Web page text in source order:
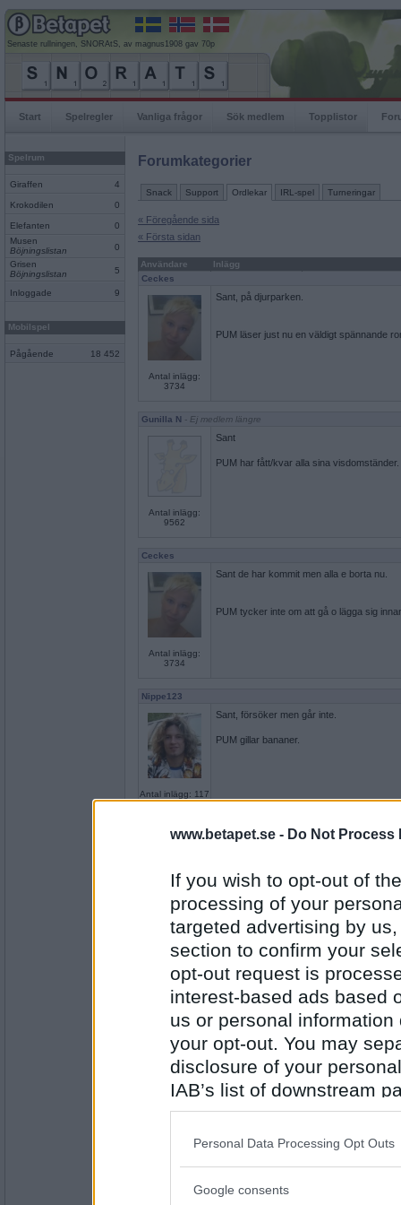
www.betapet.se - Do Not Process
If you wish to opt-out of
processing of your
targeted advertising by
section to confirm your
opt-out request is
interest-based ads based
us or personal
your opt-out. You may
disclosure of your
IAB’s list of downstream
also be disclosed by us
Downstream Participants
Please note that this
Personal Data Processing Opt Outs
Google consents
Senaste rullningen, SNORAtS, av magnus1908 gav 70p
Start Spelregler Vanliga frågor Sök medlem Topplistor
Spelrum
Giraffen 4
Krokodilen 0
Elefanten
0
Musen
Böjningslistan
0
Grisen
Böjningslistan
5
Inloggade 9
Mobilspel
Pågående 18 452
Forumkategorier
Snack Support Ordlekar IRL-spel Turneringar
« Föregående sida
« Första sidan
Användare
Inlägg
Ceckes
Antal inlägg:
3734
Sant, på djurparken.
PUM läser just nu en väldigt spännande
Gunilla N - Ej medlem längre
Antal inlägg:
9562
Sant
PUM har fått/kvar alla sina visdomständer.
Ceckes
Antal inlägg:
3734
Sant de har kommit men alla e borta nu.
PUM tycker inte om att gå o lägga sig
Nippe123
Antal inlägg: 117
Sant, försöker men går inte.
PUM gillar bananer.
Antal inlägg:
1471
falskt
Antal inlägg: 675
sant. så fort jag får chansen så
PUM är barnslig
Antal inlägg:
Absolut
PUM är också barnslig men inte omogen,